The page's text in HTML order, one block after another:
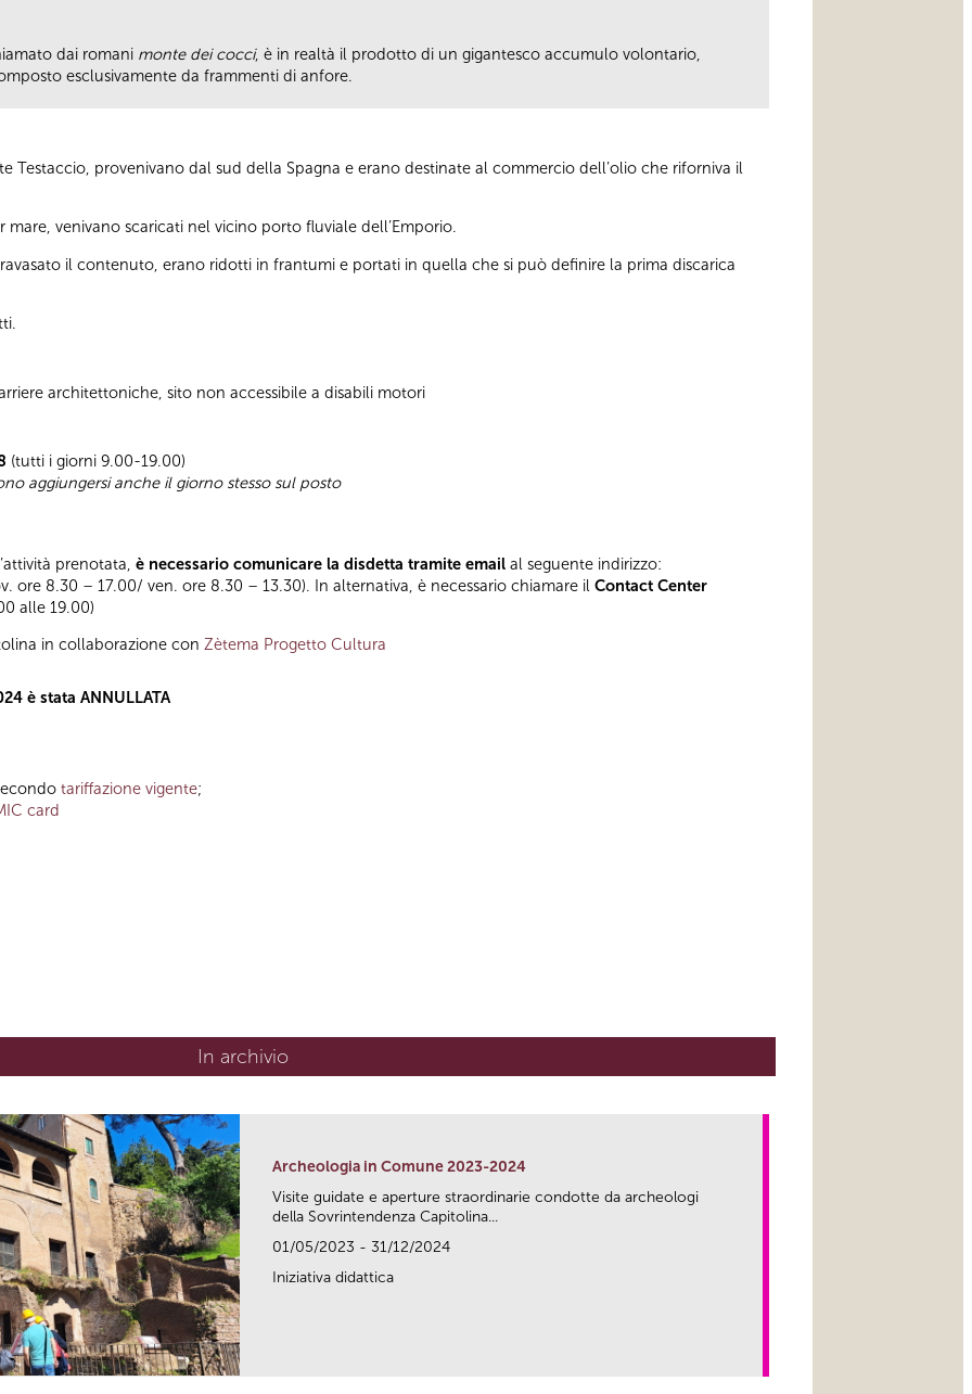
dai romani monte dei cocci, è in realtà il prodotto di un gigantesco accumulo volontario,
esclusivamente da frammenti di anfore.
Testaccio, provenivano dal sud della Spagna e erano destinate al commercio dell’olio che riforniva il
venivano scaricati nel vicino porto fluviale dell’Emporio.
il contenuto, erano ridotti in frantumi e portati in quella che si può definire la prima discarica
architettoniche, sito non accessibile a disabili motori
(tutti i giorni 9.00-19.00)
aggiungersi anche il giorno stesso sul posto
prenotata, è necessario comunicare la disdetta tramite email al seguente indirizzo:
ore 8.30 – 17.00/ ven. ore 8.30 – 13.30). In alternativa, è necessario chiamare il Contact Center
alle 19.00)
in collaborazione con Zètema Progetto Cultura
è stata ANNULLATA
tariffazione vigente;
card
In archivio
Archeologia in Comune 2023-2024
Visite guidate e aperture straordinarie condotte da archeologi
della Sovrintendenza Capitolina...
01/05/2023 - 31/12/2024
Iniziativa didattica